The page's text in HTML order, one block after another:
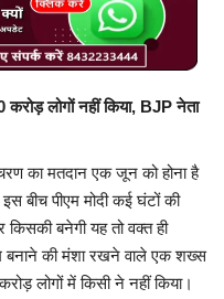
लोगों नहीं किया, BJP नेता
का मतदान एक जून को होना है
बीच पीएम मोदी कई घंटों की
बनेगी यह तो वक्त ही
बनाने की मंशा रखने वाले एक शख्स
लोगों में किसी ने नहीं किया।